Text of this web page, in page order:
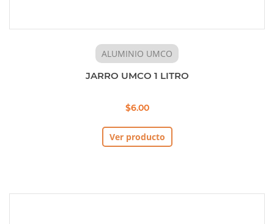
ALUMINIO UMCO
JARRO UMCO 1 LITRO
$6.00
Ver producto